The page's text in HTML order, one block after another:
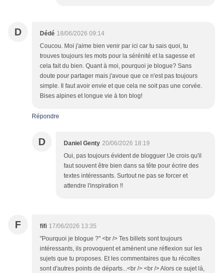
D Dédé 18/06/2026 09:14
Coucou. Moi j'aime bien venir par ici car tu sais quoi, tu
trouves toujours les mots pour la sérénité et la sagesse et
cela fait du bien. Quant à moi, pourquoi je blogue? Sans
doute pour partager mais j'avoue que ce n'est pas toujours
simple. Il faut avoir envie et que cela ne soit pas une corvée.
Bises alpines et longue vie à ton blog!
Répondre
D Daniel Genty 20/06/2026 18:19
Oui, pas toujours évident de blogguer !Je crois qu'il
faut souvent être bien dans sa tête pour écrire des
textes intéressants. Surtout ne pas se forcer et
attendre l'inspiration !!
F fifi 17/06/2026 13:35
"Pourquoi je blogue ?" <br /> Tes billets sont toujours
intéressants, ils provoquent et amènent une réflexion sur les
sujets que tu proposes. Et les commentaires que tu récoltes
sont d'autres points de départs...<br /> <br /> Alors ce sujet là,